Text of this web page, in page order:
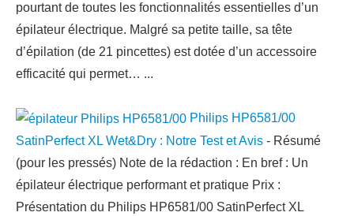
pourtant de toutes les fonctionnalités essentielles d’un
épilateur électrique. Malgré sa petite taille, sa tête
d’épilation (de 21 pincettes) est dotée d’un accessoire
efficacité qui permet… ...
Philips HP6581/00
SatinPerfect XL Wet&Dry : Notre Test et Avis - Résumé
(pour les pressés) Note de la rédaction : En bref : Un
épilateur électrique performant et pratique Prix :
Présentation du Philips HP6581/00 SatinPerfect XL